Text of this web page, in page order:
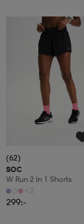
(62)
SOC
W Run 2 In 1 Shorts
+2
299:-